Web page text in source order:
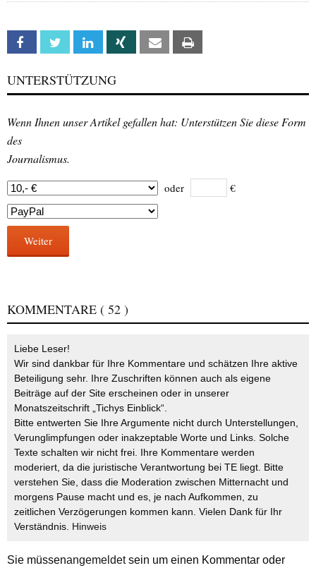
Facebook Twitter Linkedin Xing Email
UNTERSTÜTZUNG
Wenn Ihnen unser Artikel gefallen hat: Unterstützen Sie diese Form
des
Journalismus.
oder €
Weiter
KOMMENTARE ( 52 )
Liebe Leser!
Wir sind dankbar für Ihre Kommentare und schätzen Ihre aktive
Beteiligung sehr. Ihre Zuschriften können auch als eigene
Beiträge auf der Site erscheinen oder in unserer
Monatszeitschrift „Tichys Einblick“.
Bitte entwerten Sie Ihre Argumente nicht durch Unterstellungen,
Verunglimpfungen oder inakzeptable Worte und Links. Solche
Texte schalten wir nicht frei. Ihre Kommentare werden
moderiert, da die juristische Verantwortung bei TE liegt. Bitte
verstehen Sie, dass die Moderation zwischen Mitternacht und
morgens Pause macht und es, je nach Aufkommen, zu
zeitlichen Verzögerungen kommen kann. Vielen Dank für Ihr
Verständnis. Hinweis
Sie müssenangemeldetsein um einen Kommentar oder